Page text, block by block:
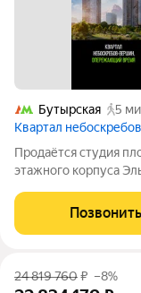
Бутырская
5
Квартал
Продаётся студия
этажного корпуса
Останкино,
«Апсайд Тауэрс» -
Позвонить
24 819 760₽ –8%